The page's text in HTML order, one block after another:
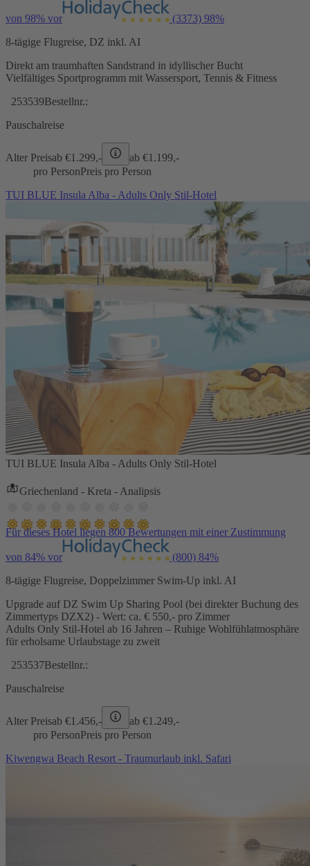
von 98% vor (3373) 98%
8-tägige Flugreise, DZ inkl. AI
Direkt am traumhaften Sandstrand in idyllischer Bucht
Vielfältiges Sportprogramm mit Wassersport, Tennis & Fitness
253539Bestellnr.:
Pauschalreise
Alter Preisab €1.299,- ab €1.199,-
pro PersonPreis pro Person
TUI BLUE Insula Alba - Adults Only Stil-Hotel
TUI BLUE Insula Alba - Adults Only Stil-Hotel
Griechenland - Kreta - Analipsis
Für dieses Hotel liegen 800 Bewertungen mit einer Zustimmung
von 84% vor (800) 84%
8-tägige Flugreise, Doppelzimmer Swim-Up inkl. AI
Upgrade auf DZ Swim Up Sharing Pool (bei direkter Buchung des
Zimmertyps DZX2) - Wert: ca. € 550,- pro Zimmer
Adults Only Stil-Hotel ab 16 Jahren – Ruhige Wohlfühlatmosphäre
für erholsame Urlaubstage zu zweit
253537Bestellnr.:
Pauschalreise
Alter Preisab €1.456,- ab €1.249,-
pro PersonPreis pro Person
Kiwengwa Beach Resort - Traumurlaub inkl. Safari